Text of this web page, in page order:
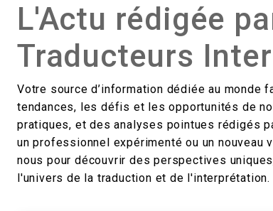
L'Actu rédigée
Traducteurs
Votre source d’information dédiée au
tendances, les défis et les opportunités de
pratiques, et des analyses pointues rédigés
un professionnel expérimenté ou un nouveau
nous pour découvrir des perspectives
l'univers de la traduction et de